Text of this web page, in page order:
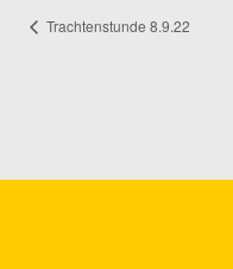
Trachtenstunde 8.9.22